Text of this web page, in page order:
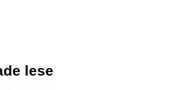
lese